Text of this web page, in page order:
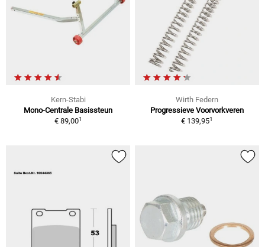
Kern-Stabi
Mono-Centrale Basissteun
€ 89,001
Wirth Federn
Progressieve Voorvorkveren
€ 139,951